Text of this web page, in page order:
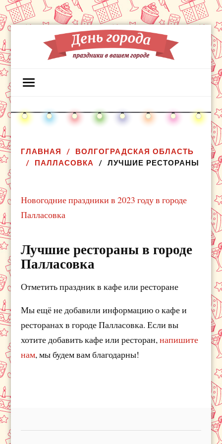
ГЛАВНАЯ
ВОЛГОГРАДСКАЯ ОБЛАСТЬ
ПАЛЛАСОВКА
ЛУЧШИЕ РЕСТОРАНЫ
Новогодние праздники в 2023 году в городе
Палласовка
Лучшие рестораны в городе
Палласовка
Отметить праздник в кафе или ресторане
Мы ещё не добавили информацию о кафе и
ресторанах в городе Палласовка. Если вы
хотите добавить кафе или ресторан,напишите
нам, мы будем вам благодарны!